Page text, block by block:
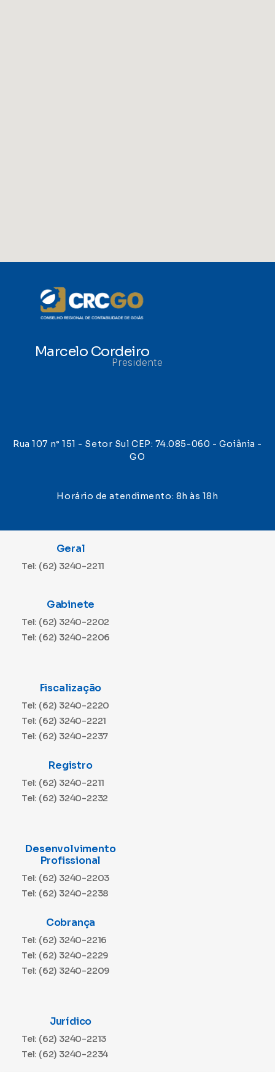
Marcelo Cordeiro
Presidente
Rua 107 n° 151 - Setor Sul CEP: 74.085-060 - Goiânia -
GO
Horário de atendimento: 8h às 18h
Geral
Tel: (62) 3240-2211
Gabinete
Tel: (62) 3240-2202
Tel: (62) 3240-2206
Fiscalização
Tel: (62) 3240-2220
Tel: (62) 3240-2221
Tel: (62) 3240-2237
Registro
Tel: (62) 3240-2211
Tel: (62) 3240-2232
Desenvolvimento
Profissional
Tel: (62) 3240-2203
Tel: (62) 3240-2238
Cobrança
Tel: (62) 3240-2216
Tel: (62) 3240-2229
Tel: (62) 3240-2209
Jurídico
Tel: (62) 3240-2213
Tel: (62) 3240-2234